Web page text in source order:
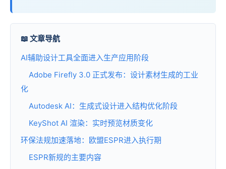
📖 文章导航
AI辅助设计工具全面进入生产应用阶段
Adobe Firefly 3.0 正式发布：设计素材生成的工业
化
Autodesk AI：生成式设计进入结构优化阶段
KeyShot AI 渲染：实时预览材质变化
环保法规加速落地：欧盟ESPR进入执行期
ESPR新规的主要内容